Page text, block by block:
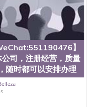
证（San Jose State
（San Jose State
证（San Jose State
（San Jose State
证书（San Jose
学历证书（San
立大学学历证书
洲读书未毕业找人做
CQU中央昆士兰大
本科硕士做文凭/购
历
】
司，注册经营，质量
随时都可以安排办理